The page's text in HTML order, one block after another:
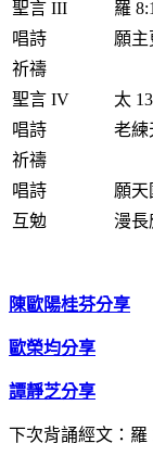
聖言 III
羅
唱詩
願主
祈禱
聖言 IV
太
唱詩
老練
祈禱
唱詩
願天
互勉
漫長
陳歐陽桂芬分享
歐榮均分享
譚靜芝分享
下次背誦經文：羅